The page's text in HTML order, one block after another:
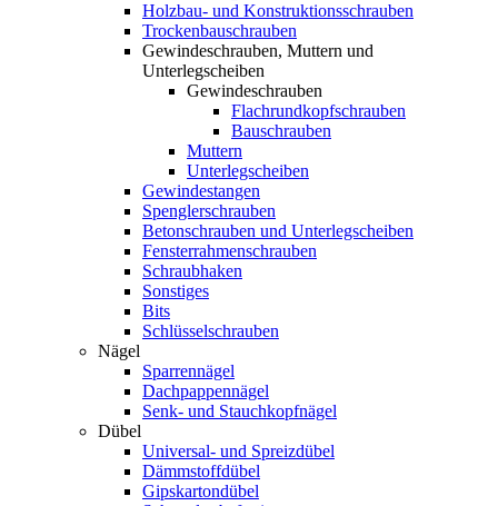
Holzbau- und Konstruktionsschrauben
Trockenbauschrauben
Gewindeschrauben, Muttern und
Unterlegscheiben
Gewindeschrauben
Flachrundkopfschrauben
Bauschrauben
Muttern
Unterlegscheiben
Gewindestangen
Spenglerschrauben
Betonschrauben und Unterlegscheiben
Fensterrahmenschrauben
Schraubhaken
Sonstiges
Bits
Schlüsselschrauben
Nägel
Sparrennägel
Dachpappennägel
Senk- und Stauchkopfnägel
Dübel
Universal- und Spreizdübel
Dämmstoffdübel
Gipskartondübel